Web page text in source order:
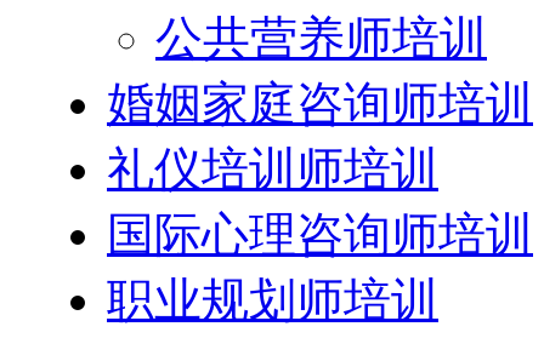
公共营养师培训
婚姻家庭咨询师培训
礼仪培训师培训
国际心理咨询师培训
职业规划师培训